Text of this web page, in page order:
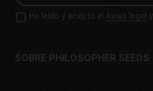
He leído y acepto el Aviso legal y
SOBRE PHILOSOPHER SEEDS